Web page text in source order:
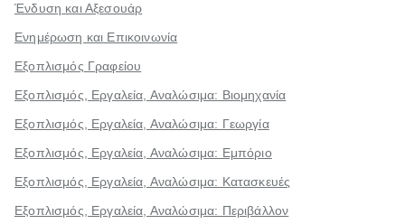
Ένδυση και Αξεσουάρ
Ενημέρωση και Επικοινωνία
Εξοπλισμός Γραφείου
Εξοπλισμός, Εργαλεία, Αναλώσιμα: Βιομηχανία
Εξοπλισμός, Εργαλεία, Αναλώσιμα: Γεωργία
Εξοπλισμός, Εργαλεία, Αναλώσιμα: Εμπόριο
Εξοπλισμός, Εργαλεία, Αναλώσιμα: Κατασκευές
Εξοπλισμός, Εργαλεία, Αναλώσιμα: Περιβάλλον